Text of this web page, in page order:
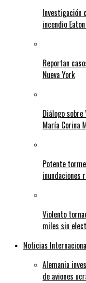
Investigación
incendio
Reportan
Nueva York
Diálogo sobre
María Corina
Potente
inundaciones
Violento
miles sin
Noticias
Alemania
de aviones